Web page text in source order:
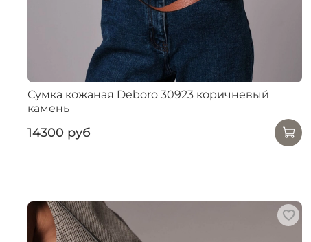
Сумка кожаная Deboro 30923 коричневый
камень
14300 руб